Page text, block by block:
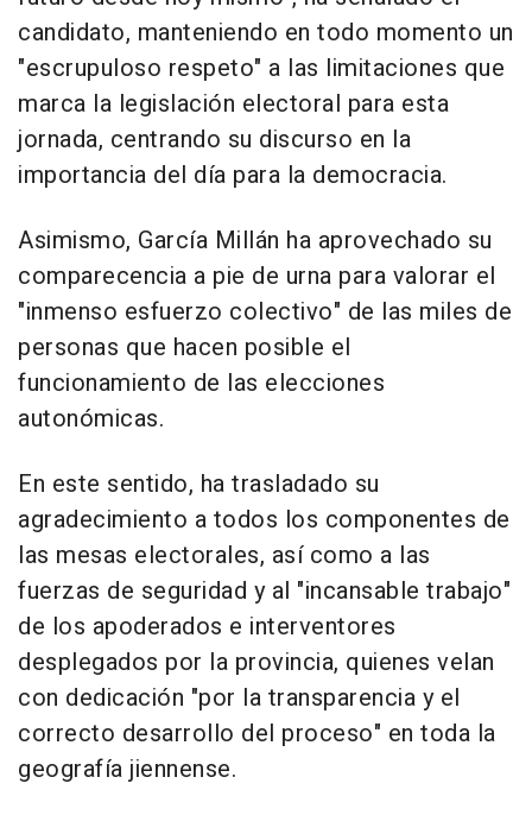
candidato, manteniendo en todo momento un
"escrupuloso respeto" a las limitaciones que
marca la legislación electoral para esta
jornada, centrando su discurso en la
importancia del día para la democracia.
Asimismo, García Millán ha aprovechado su
comparecencia a pie de urna para valorar el
"inmenso esfuerzo colectivo" de las miles de
personas que hacen posible el
funcionamiento de las elecciones
autonómicas.
En este sentido, ha trasladado su
agradecimiento a todos los componentes de
las mesas electorales, así como a las
fuerzas de seguridad y al "incansable trabajo"
de los apoderados e interventores
desplegados por la provincia, quienes velan
con dedicación "por la transparencia y el
correcto desarrollo del proceso" en toda la
geografía jiennense.